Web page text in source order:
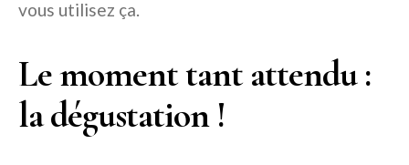
vous utilisez ça.
Le moment tant attendu :
la dégustation !